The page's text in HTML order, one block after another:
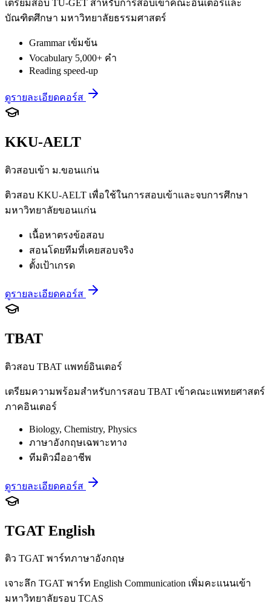
เตรียมสอบ TU-GET สำหรับการสอบเข้าคณะอินเตอร์และ
บัณฑิตศึกษา มหาวิทยาลัยธรรมศาสตร์
Grammar เข้มข้น
Vocabulary 5,000+ คำ
Reading speed-up
ดูรายละเอียดคอร์ส
KKU-AELT
ติวสอบเข้า ม.ขอนแก่น
ติวสอบ KKU-AELT เพื่อใช้ในการสอบเข้าและจบการศึกษา
มหาวิทยาลัยขอนแก่น
เนื้อหาตรงข้อสอบ
สอนโดยทีมที่เคยสอบจริง
ตั้งเป้าเกรด
ดูรายละเอียดคอร์ส
TBAT
ติวสอบ TBAT แพทย์อินเตอร์
เตรียมความพร้อมสำหรับการสอบ TBAT เข้าคณะแพทยศาสตร์
ภาคอินเตอร์
Biology, Chemistry, Physics
ภาษาอังกฤษเฉพาะทาง
ทีมติวมืออาชีพ
ดูรายละเอียดคอร์ส
TGAT English
ติว TGAT พาร์ทภาษาอังกฤษ
เจาะลึก TGAT พาร์ท English Communication เพิ่มคะแนนเข้า
มหาวิทยาลัยรอบ TCAS